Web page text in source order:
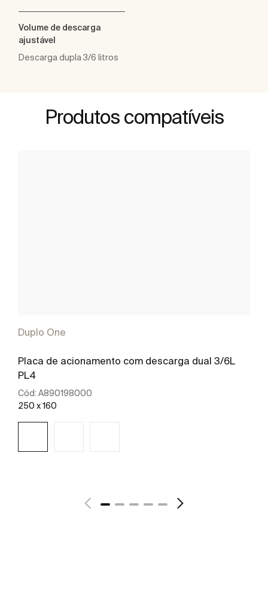
Volume de descarga
ajustável
Descarga dupla 3/6 litros
Produtos compatíveis
Duplo One
Placa de acionamento com descarga dual 3/6L
PL4
Cód: A890198000
250 x 160